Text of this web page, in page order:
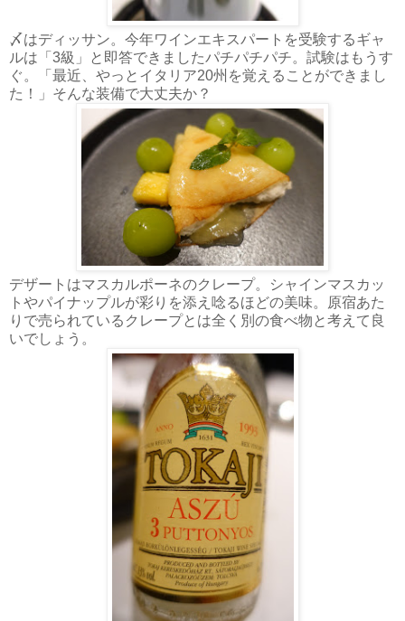
〆はディッサン。今年ワインエキスパートを受験するギャ
ルは「3級」と即答できましたパチパチパチ。試験はもうす
ぐ。「最近、やっとイタリア20州を覚えることができまし
た！」そんな装備で大丈夫か？
デザートはマスカルポーネのクレープ。シャインマスカッ
トやパイナップルが彩りを添え唸るほどの美味。原宿あた
りで売られているクレープとは全く別の食べ物と考えて良
いでしょう。